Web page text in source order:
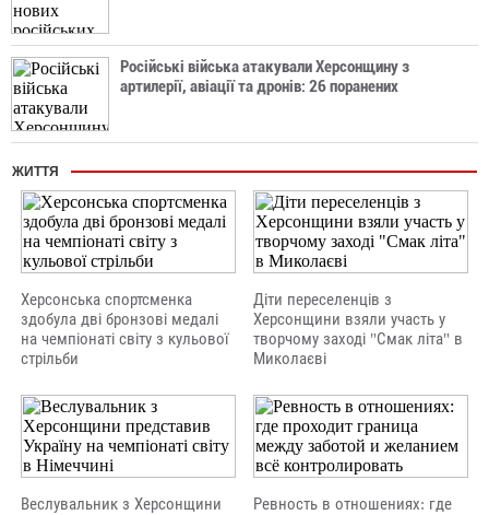
Російські війська атакували Херсонщину з
артилерії, авіації та дронів: 26 поранених
ЖИТТЯ
Херсонська спортсменка
здобула дві бронзові медалі
на чемпіонаті світу з кульової
стрільби
Діти переселенців з
Херсонщини взяли участь у
творчому заході "Смак літа" в
Миколаєві
Веслувальник з Херсонщини Ревность в отношениях: где